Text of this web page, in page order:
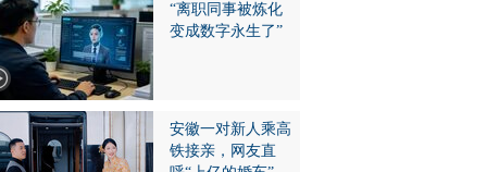
“离职同事被炼化
变成数字永生了”
安徽一对新人乘高
铁接亲，网友直